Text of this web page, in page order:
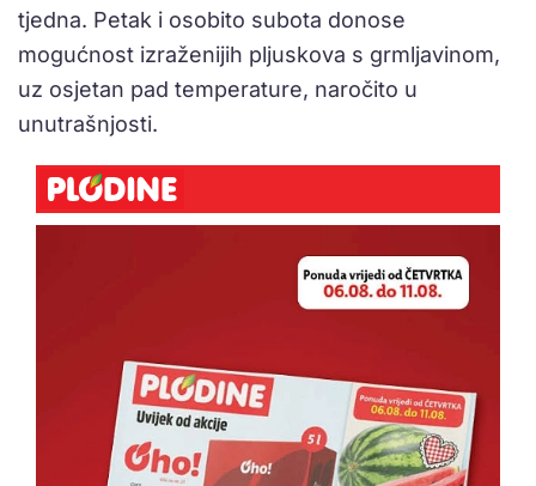
tjedna. Petak i osobito subota donose
mogućnost izraženijih pljuskova s grmljavinom,
uz osjetan pad temperature, naročito u
unutrašnjosti.